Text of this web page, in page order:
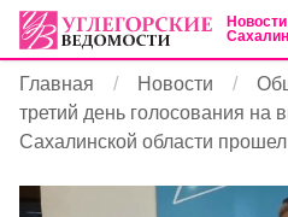
Главная Новости
третий день голосования на
Сахалинской области